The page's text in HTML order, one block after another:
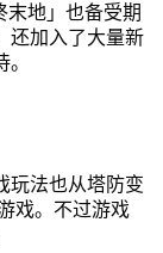
末地」也备受期
还加入了大量新
玩法也从塔防变
戏。不过游戏